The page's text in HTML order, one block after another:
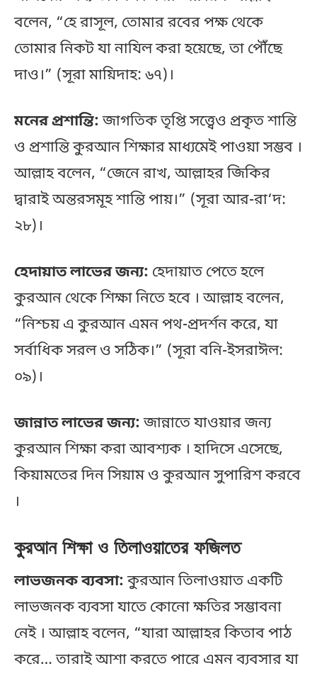
বলেন, “হে রাসূল, তোমার রবের পক্ষ থেকে
তোমার নিকট যা নাযিল করা হয়েছে, তা পৌঁছে
দাও।” (সূরা মায়িদাহ: ৬৭)।
মনের প্রশান্তি:জাগতিক তৃপ্তি সত্ত্বেও প্রকৃত শান্তি
ও প্রশান্তি কুরআন শিক্ষার মাধ্যমেই পাওয়া সম্ভব ।
আল্লাহ বলেন, “জেনে রাখ, আল্লাহর জিকির
দ্বারাই অন্তরসমূহ শান্তি পায়।” (সূরা আর-রা‘দ:
২৮)।
হেদায়াত লাভের জন্য: হেদায়াত পেতে হলে
কুরআন থেকে শিক্ষা নিতে হবে । আল্লাহ বলেন,
“নিশ্চয় এ কুরআন এমন পথ-প্রদর্শন করে, যা
সর্বাধিক সরল ও সঠিক।” (সূরা বনি-ইসরাঈল:
০৯)।
জান্নাত লাভের জন্য:জান্নাতে যাওয়ার জন্য
কুরআন শিক্ষা করা আবশ্যক । হাদিসে এসেছে,
কিয়ামতের দিন সিয়াম ও কুরআন সুপারিশ করবে
।
কুরআন শিক্ষা ও তিলাওয়াতের ফজিলত
লাভজনক ব্যবসা:কুরআন তিলাওয়াত একটি
লাভজনক ব্যবসা যাতে কোনো ক্ষতির সম্ভাবনা
নেই । আল্লাহ বলেন, “যারা আল্লাহর কিতাব পাঠ
করে… তারাই আশা করতে পারে এমন ব্যবসার যা